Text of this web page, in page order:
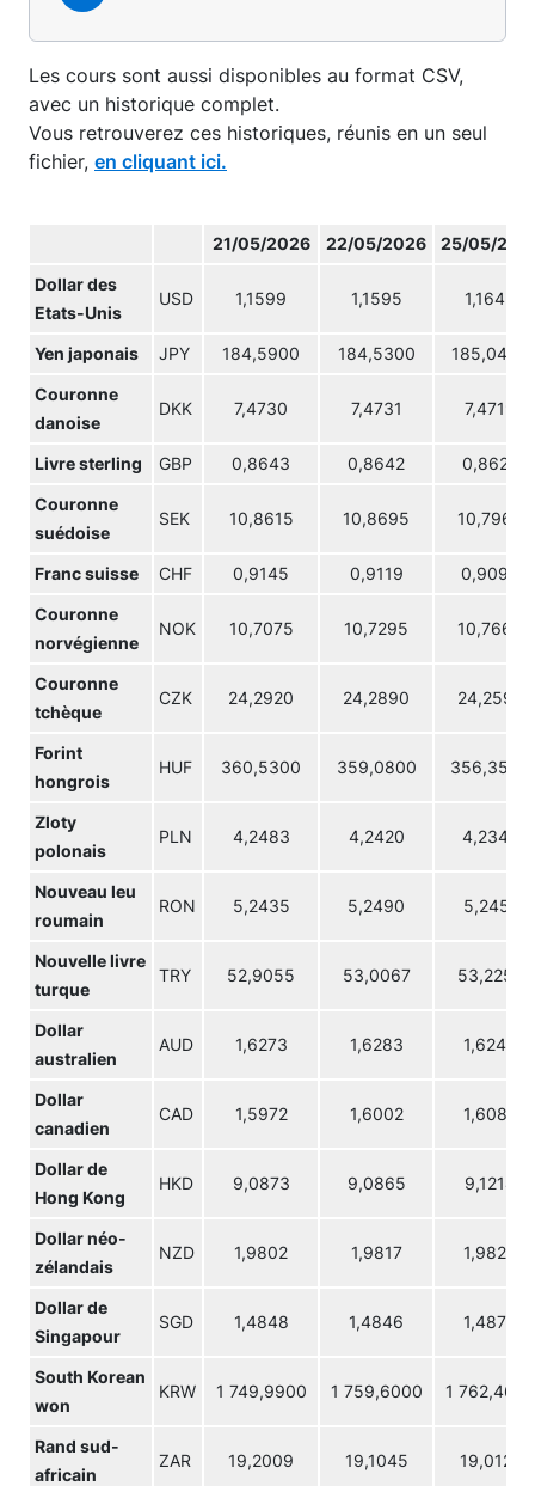
Les cours sont aussi disponibles au format CSV,
avec un historique complet.
Vous retrouverez ces historiques, réunis en un seul
fichier, en cliquant ici.
21/05/2026 22/05/2026 25/05/
Dollar des
Etats-Unis
USD 1,1599 1,1595 1,1643
Yen japonais JPY 184,5900 184,5300 185,0400
Couronne
danoise
DKK 7,4730 7,4731 7,4719
Livre sterling GBP 0,8643 0,8642 0,8626
Couronne
suédoise
SEK 10,8615 10,8695 10,7965
Franc suisse CHF 0,9145 0,9119 0,9099
Couronne
norvégienne
NOK 10,7075 10,7295 10,7660
Couronne
tchèque
CZK 24,2920 24,2890 24,2590
Forint
hongrois
HUF 360,5300 359,0800 356,3500
Zloty
polonais
PLN 4,2483 4,2420 4,2345
Nouveau leu
roumain
RON 5,2435 5,2490 5,2451
Nouvelle livre
turque
TRY 52,9055 53,0067 53,2250
Dollar
australien
AUD 1,6273 1,6283 1,6240
Dollar
canadien
CAD 1,5972 1,6002 1,6082
Dollar de
Hong Kong
HKD 9,0873 9,0865 9,1214
Dollar néo-
zélandais
NZD 1,9802 1,9817 1,9820
Dollar de
Singapour
SGD 1,4848 1,4846 1,4873
South Korean
won
KRW 1 749,9900 1 759,6000 1 762,4600
Rand sud-
africain
ZAR 19,2009 19,1045 19,0121